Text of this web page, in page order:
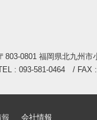
803-0801 福岡県北九州市
: 093-581-0464 / FAX :
会社情報